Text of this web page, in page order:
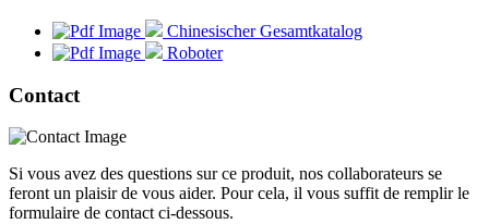
Chinesischer Gesamtkatalog
Roboter
Contact
Si vous avez des questions sur ce produit, nos collaborateurs se
feront un plaisir de vous aider. Pour cela, il vous suffit de remplir le
formulaire de contact ci-dessous.